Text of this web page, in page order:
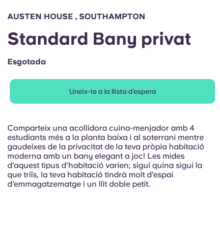
Chinese
Català
Italian
French
AUSTEN HOUSE , SOUTHAMPTON
Standard Bany privat
Esgotada
Uneix-te a la llista d'espera
Comparteix una acollidora cuina-menjador amb 4
estudiants més a la planta baixa i al soterrani mentre
gaudeixes de la privacitat de la teva pròpia habitació
moderna amb un bany elegant a joc! Les mides
d'aquest tipus d'habitació varien; sigui quina sigui la
que triïs, la teva habitació tindrà molt d'espai
d'emmagatzematge i un llit doble petit.